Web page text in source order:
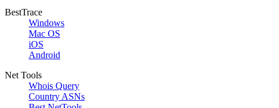
BestTrace
Windows
Mac OS
iOS
Android
Net Tools
Whois Query
Country ASNs